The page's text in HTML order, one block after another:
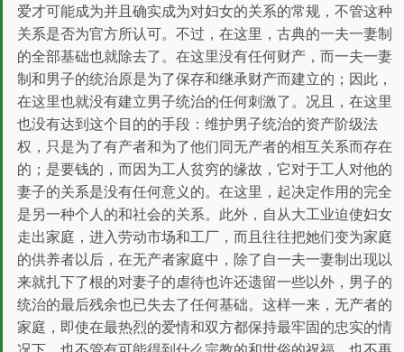
爱才可能成为并且确实成为对妇女的关系的常规，不管这种
关系是否为官方所认可。不过，在这里，古典的一夫一妻制
的全部基础也就除去了。在这里没有任何财产，而一夫一妻
制和男子的统治原是为了保存和继承财产而建立的；因此，
在这里也就没有建立男子统治的任何刺激了。况且，在这里
也没有达到这个目的的手段：维护男子统治的资产阶级法
权，只是为了有产者和为了他们同无产者的相互关系而存在
的；是要钱的，而因为工人贫穷的缘故，它对于工人对他的
妻子的关系是没有任何意义的。在这里，起决定作用的完全
是另一种个人的和社会的关系。此外，自从大工业迫使妇女
走出家庭，进入劳动市场和工厂，而且往往把她们变为家庭
的供养者以后，在无产者家庭中，除了自一夫一妻制出现以
来就扎下了根的对妻子的虐待也许还遗留一些以外，男子的
统治的最后残余也已失去了任何基础。这样一来，无产者的
家庭，即使在最热烈的爱情和双方都保持最牢固的忠实的情